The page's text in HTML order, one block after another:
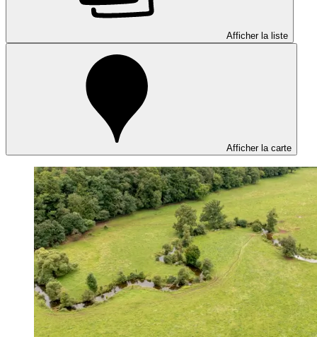
Afficher la liste
Afficher la carte